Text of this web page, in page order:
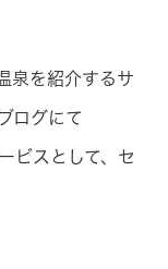
泉を紹介するサ
ログにて
ビスとして、セ